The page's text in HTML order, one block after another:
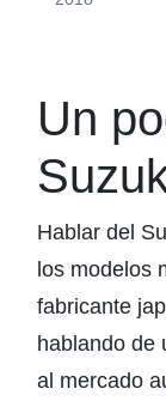
Un
Hablar del
los modelos
fabricante
hablando de
al mercado